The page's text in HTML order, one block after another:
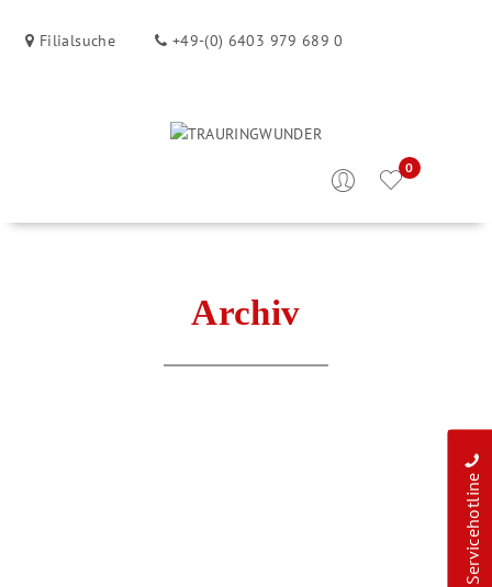
Filialsuche +49-(0) 6403 979 689 0
0
Archiv
Servicehotline